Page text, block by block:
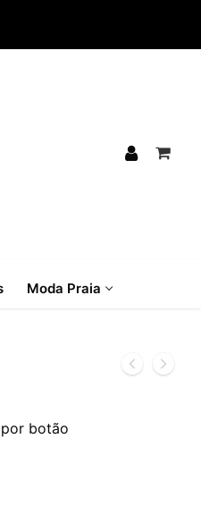
Moda Praia
botão